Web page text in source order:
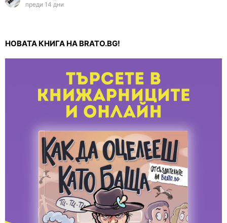
преди 14 дни
НОВАТА КНИГА НА BRATO.BG!